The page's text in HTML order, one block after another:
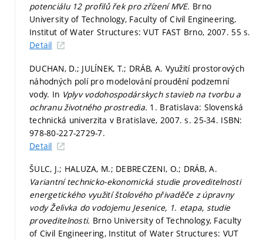
potenciálu 12 profilů řek pro zřízení MVE. Brno
University of Technology, Faculty of Civil Engineering,
Institut of Water Structures: VUT FAST Brno, 2007. 55 s.
Detail
DUCHAN, D.; JULÍNEK, T.; DRÁB, A. Využití prostorových
náhodných polí pro modelování proudění podzemní
vody. In Vplyv vodohospodárskych stavieb na tvorbu a
ochranu životného prostredia. 1. Bratislava: Slovenská
technická univerzita v Bratislave, 2007.s. 25-34. ISBN:
978-80-227-2729-7.
Detail
ŠULC, J.; HALUZA, M.; DEBRECZENI, O.; DRÁB, A.
Variantní technicko-ekonomická studie proveditelnosti
energetického využití štolového přivaděče z úpravny
vody Želivka do vodojemu Jesenice, 1. etapa, studie
proveditelnosti. Brno University of Technology, Faculty
of Civil Engineering, Institut of Water Structures: VUT